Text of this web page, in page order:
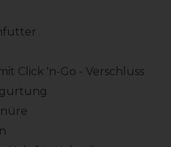
Click 'n-Go - Verschluss